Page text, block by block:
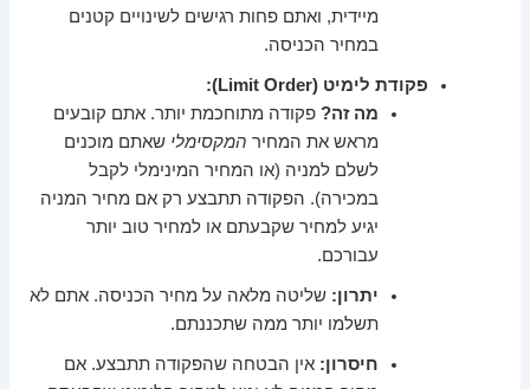
מיידית, ואתם פחות רגישים לשינויים קטנים
במחיר הכניסה.
פקודת לימיט (Limit Order):
מה זה? פקודה מתוחכמת יותר. אתם קובעים
מראש את המחיר המקסימלי שאתם מוכנים
לשלם למניה (או המחיר המינימלי לקבל
במכירה). הפקודה תתבצע רק אם מחיר המניה
יגיע למחיר שקבעתם או למחיר טוב יותר
עבורכם.
יתרון: שליטה מלאה על מחיר הכניסה. אתם לא
תשלמו יותר ממה שתכננתם.
חיסרון: אין הבטחה שהפקודה תתבצע. אם